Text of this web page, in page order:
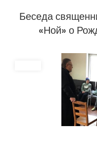
Беседа
«Ной» о